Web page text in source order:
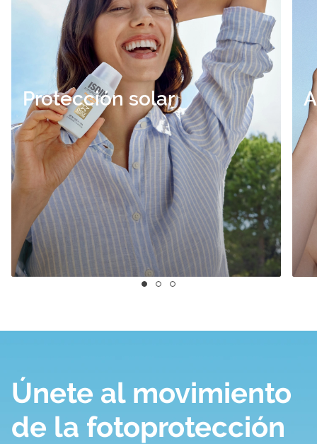
Protección solar
Únete al movimiento
de la fotoprotección